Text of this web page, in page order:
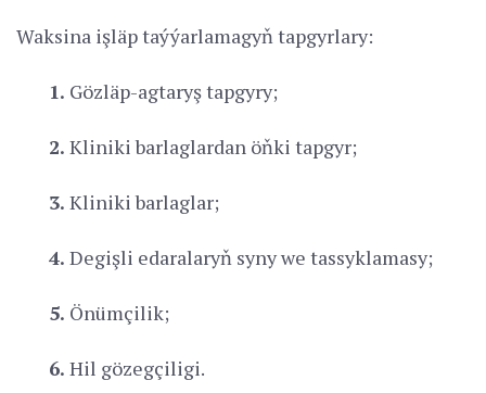
Waksina işläp taýýarlamagyň tapgyrlary:
1. Gözläp-agtaryş tapgyry;
2. Kliniki barlaglardan öňki tapgyr;
3. Kliniki barlaglar;
4. Degişli edaralaryň syny we tassyklamasy;
5. Önümçilik;
6. Hil gözegçiligi.